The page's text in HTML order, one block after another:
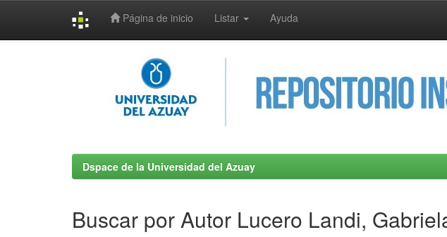
Página de inicio Listar Ayuda
Dspace de la Universidad del Azuay
Buscar por Autor Lucero Landi,